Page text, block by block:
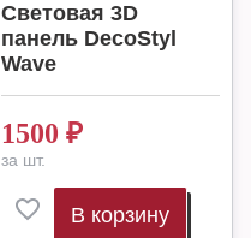
Световая 3D
панель DecoStyl
Wave
1500 ₽
за шт.
В корзину